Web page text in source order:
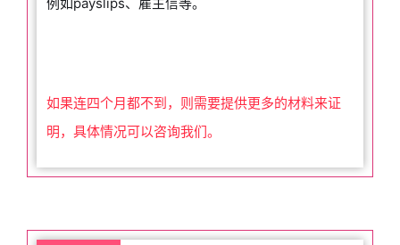
例如payslips、雇主信等。
如果连四个月都不到，则需要提供更多的材料来证
明，具体情况可以咨询我们。